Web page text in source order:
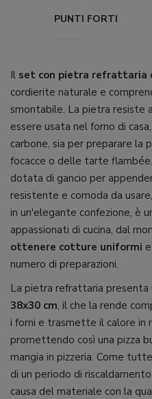
PUNTI FORTI
Il set con pietra refrattaria
cordierite naturale e
smontabile. La pietra resiste
essere usata nel forno di
carbone, sia per preparare la
focacce o delle tarte
dotata di gancio per
resistente e comoda da
in un'elegante confezione, è
appassionati di cucina, dal
ottenere cotture uniformi
numero di preparazioni.
La pietra refrattaria presenta
38x30 cm, il che la rende
i forni e trasmette il calore in
promettendo così una pizza
mangia in pizzeria. Come
di un periodo di
causa del materiale con la